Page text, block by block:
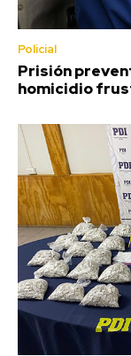
Policial
Prisión
homicidio